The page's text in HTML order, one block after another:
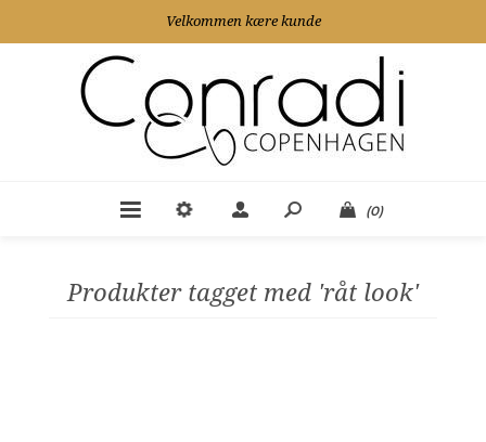
Velkommen kære kunde
(0)
Produkter tagget med 'råt look'